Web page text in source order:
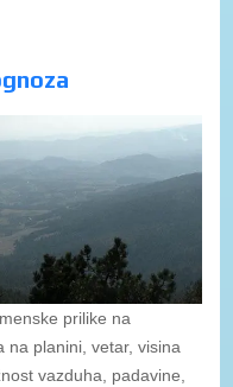
prilike na
na planini, vetar, visina
vazduha, padavine,